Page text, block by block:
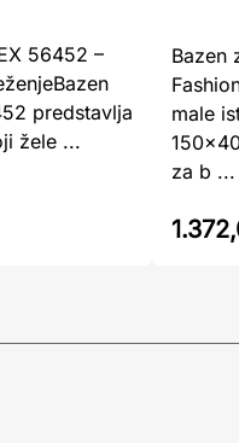
56452 –
predstavlja
žele ...
Bazen
male
za b ...